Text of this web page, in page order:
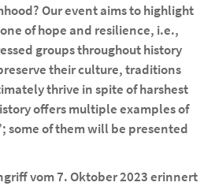
Our event aims to highlight
of hope and resilience, i.e.,
groups throughout history
their culture, traditions
thrive in spite of harshest
offers multiple examples of
some of them will be presented
vom 7. Oktober 2023 erinnert